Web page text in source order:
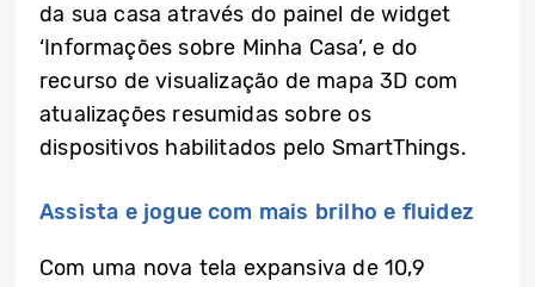
da sua casa através do painel de widget
‘Informações sobre Minha Casa’, e do
recurso de visualização de mapa 3D com
atualizações resumidas sobre os
dispositivos habilitados pelo SmartThings.
Assista e jogue com mais brilho e fluidez
Com uma nova tela expansiva de 10,9